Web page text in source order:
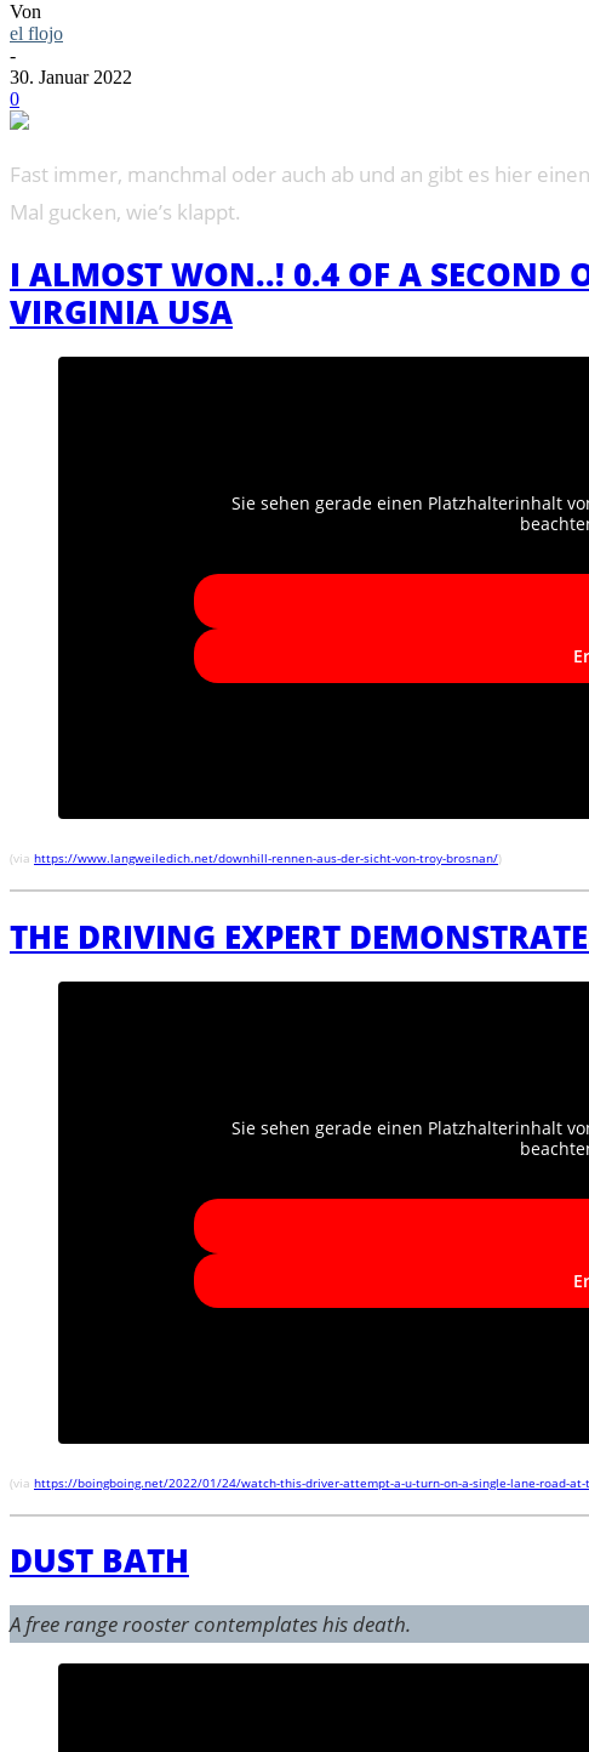
Von
el flojo
-
30. Januar 2022
0
Fast immer, manchmal oder auch ab und an gibt es hier
Mal gucken, wie’s klappt.
I ALMOST WON..! 0.4 OF A SECOND
VIRGINIA USA
Sie sehen gerade einen Platzhalterinhalt
(via https://www.langweiledich.net/downhill-rennen-aus-der-sicht-von-troy-brosnan/)
THE DRIVING EXPERT
Sie sehen gerade einen Platzhalterinhalt
(via https://boingboing.net/2022/01/24/watch-this-driver-attempt-a-u-turn-on-a-single-lane-road-at-
DUST BATH
A free range rooster contemplates his death.